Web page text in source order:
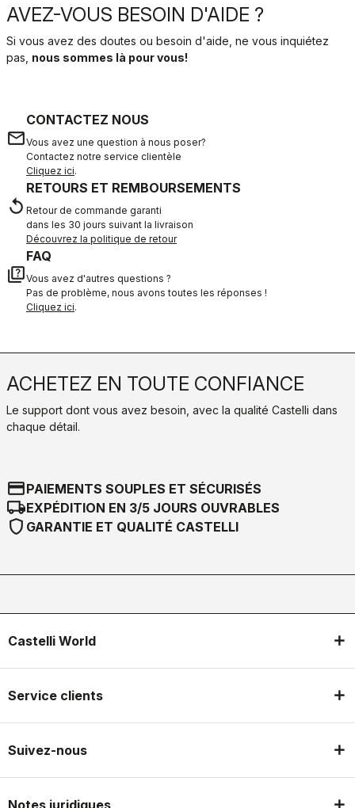
AVEZ-VOUS BESOIN D'AIDE ?
Si vous avez des doutes ou besoin d'aide, ne vous inquiétez
pas, nous sommes là pour vous!
email
CONTACTEZ NOUS
Vous avez une question à nous poser?
Contactez notre service clientèle
Cliquez ici.
replay
RETOURS ET REMBOURSEMENTS
Retour de commande garanti
dans les 30 jours suivant la livraison
Découvrez la politique de retour
quiz
FAQ
Vous avez d'autres questions ?
Pas de problème, nous avons toutes les réponses !
Cliquez ici.
ACHETEZ EN TOUTE CONFIANCE
Le support dont vous avez besoin, avec la qualité Castelli dans
chaque détail.
credit_cardPAIEMENTS SOUPLES ET SÉCURISÉS
local_shippingEXPÉDITION EN 3/5 JOURS OUVRABLES
shield GARANTIE ET QUALITÉ CASTELLI
Castelli World
Service clients
Suivez-nous
Notes juridiques